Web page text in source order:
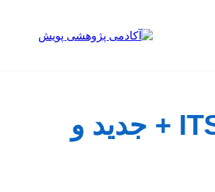
موضوع و عنوان پایان نامه رشته فناوری اطلاعات گرایش ITS + جدید و